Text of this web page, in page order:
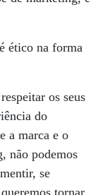
ético na forma
os seus
do
a marca e o
não podemos
se
tornar